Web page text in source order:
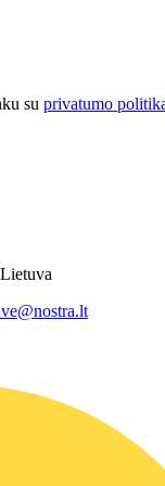
su privatumo